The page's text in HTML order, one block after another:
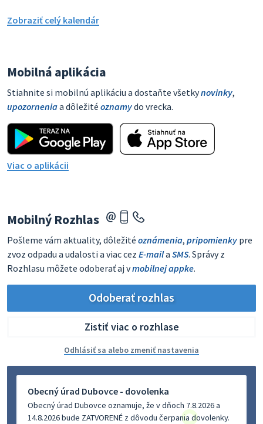
Zobraziť celý kalendár
Mobilná aplikácia
Stiahnite si mobilnú aplikáciu a dostaňte všetkynovinky,
upozorneniaa dôležité oznamydo vrecka.
Viac o aplikácii
Mobilný Rozhlas
Pošleme vám aktuality, dôležité oznámenia, pripomienky pre
zvoz odpadu a udalosti a viac cez E-maila SMS. Správy z
Rozhlasu môžete odoberať aj vmobilnej appke.
Odoberať rozhlas
Zistiť viac o rozhlase
Odhlásiť sa alebo zmeniť nastavenia
Obecný úrad Dubovce - dovolenka
Obecný úrad Dubovce oznamuje, že v dňoch 7.8.2026 a
14.8.2026 bude ZATVORENÉ z dôvodu čerpania dovolenky.